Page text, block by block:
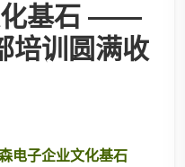
化基石 ——
培训圆满收
电子企业文化基石